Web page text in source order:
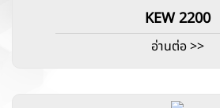
KEW 2200
อ่านต่อ >>